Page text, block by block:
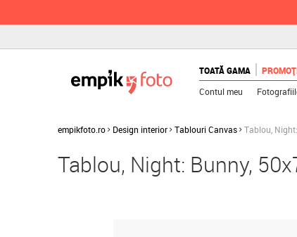
TOATĂ GAMA
Contul meu
empikfoto.ro Design interior Tablouri Canvas Tablou,
Tablou, Night: Bunny,